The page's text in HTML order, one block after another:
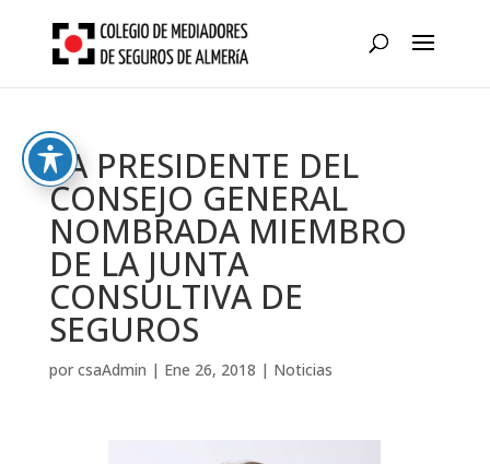
content
LA PRESIDENTE DEL
CONSEJO GENERAL
NOMBRADA MIEMBRO
DE LA JUNTA
CONSULTIVA DE
SEGUROS
por csaAdmin | Ene 26, 2018 | Noticias